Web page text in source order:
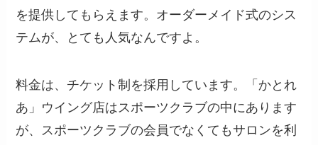
を提供してもらえます。オーダーメイド式のシス
テムが、とても人気なんですよ。
料金は、チケット制を採用しています。「かとれ
あ」ウイング店はスポーツクラブの中にあります
が、スポーツクラブの会員でなくてもサロンを利